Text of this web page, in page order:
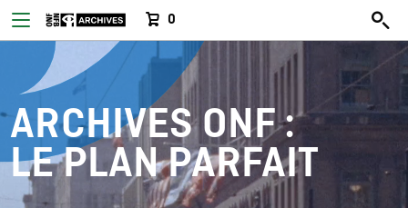
0
ARCHIVES ONF :
LE PLAN PARFAIT